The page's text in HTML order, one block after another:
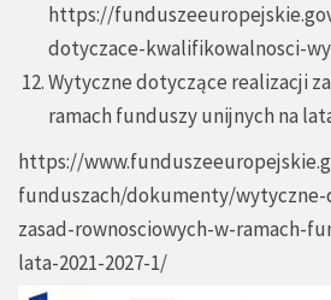
https://
dotyczace-kwalifikowalnosci-
Wytyczne dotyczące realizacji
ramach funduszy unijnych na
https://
funduszach/dokumenty/
zasad-rownosciowych-w-ramach-
lata-2021-2027-1/